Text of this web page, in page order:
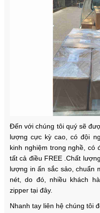
Đến với chúng tôi quý sẽ
lượng cực kỳ cao, có đội
kinh nghiệm trong nghề, có
tất cả điều FREE .Chất
lượng in ấn sắc sảo, chuẩn
nét, do đó, nhiều khách
zipper tại đây.
Nhanh tay liên hệ chúng tôi